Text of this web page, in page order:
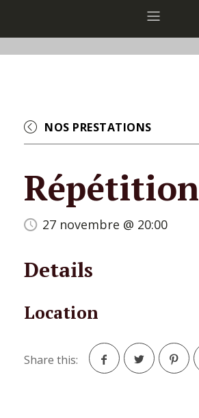
NOS PRESTATIONS
Répétition
27 novembre @ 20:00
Details
Location
Share this: